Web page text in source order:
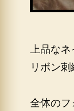
上品な
リボン
全体のフ